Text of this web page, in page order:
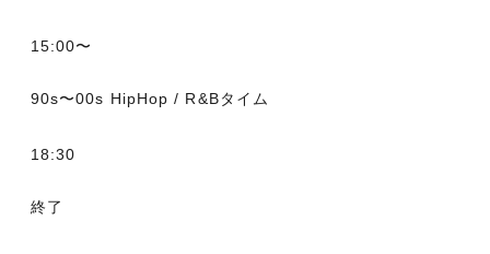
15:00〜
90s〜00s HipHop / R&Bタイム
18:30
終了